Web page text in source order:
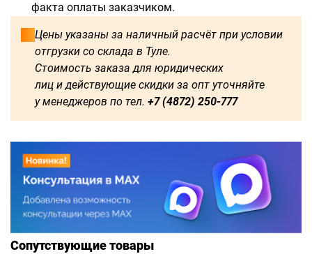
факта оплаты заказчиком.
Цены указаны за наличный расчёт при условии
отгрузки со склада в Туле.
Стоимость заказа для юридических
лиц и действующие скидки за опт уточняйте
у менеджеров по тел. +7 (4872) 250-777
2500 2750 3000 3250
3500 3750 4000
4500 4750 5000 5250
Сопутствующие товары